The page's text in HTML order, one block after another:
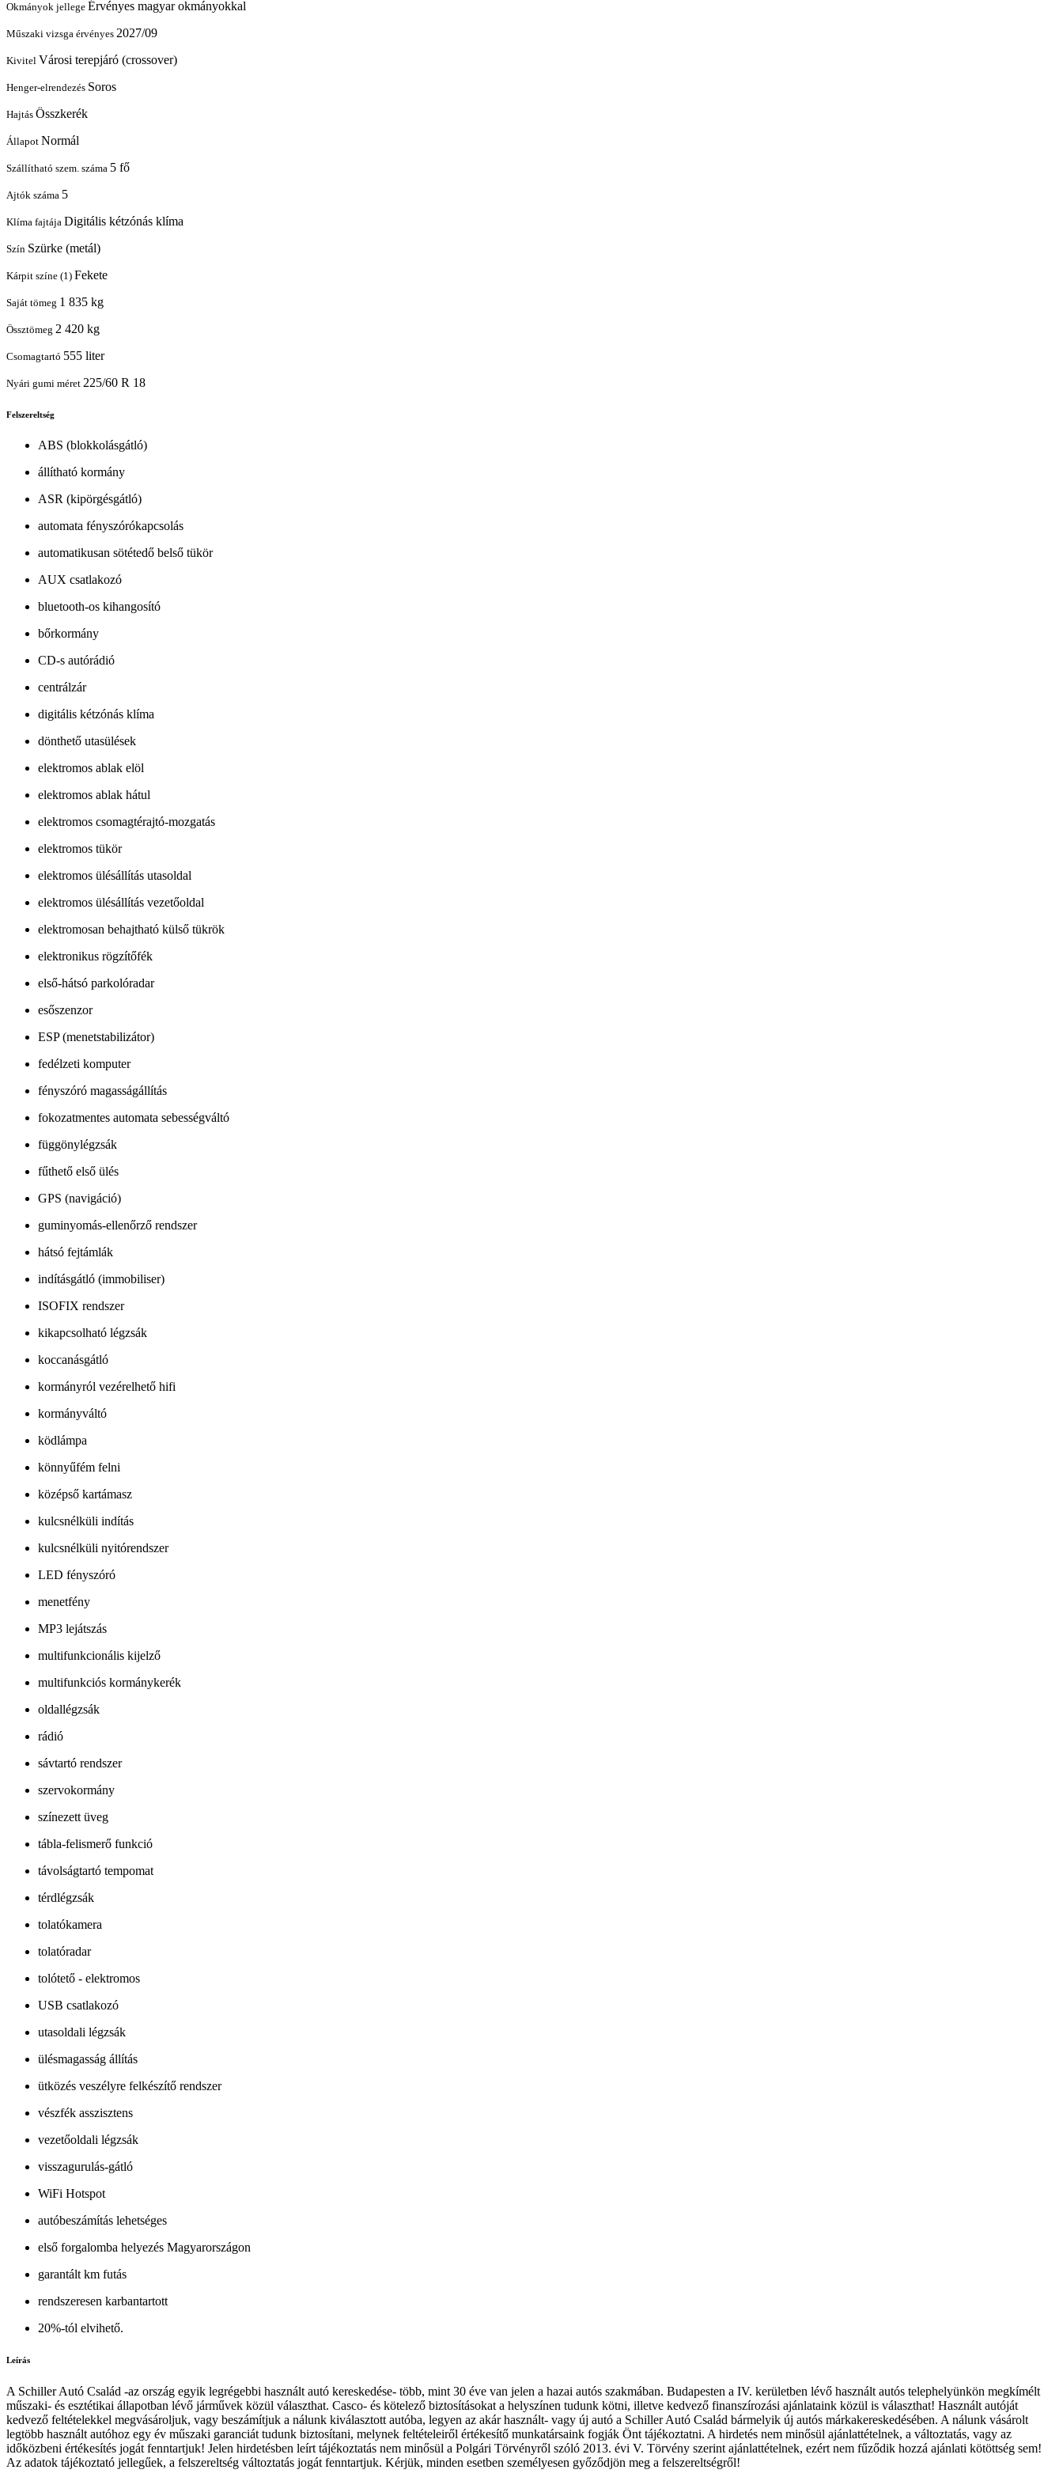
Okmányok jellege Érvényes magyar okmányokkal
Műszaki vizsga érvényes 2027/09
Kivitel Városi terepjáró (crossover)
Henger-elrendezés Soros
Hajtás Összkerék
Állapot Normál
Szállítható szem. száma 5 fő
Ajtók száma 5
Klíma fajtája Digitális kétzónás klíma
Szín Szürke (metál)
Kárpit színe (1) Fekete
Saját tömeg 1 835 kg
Össztömeg 2 420 kg
Csomagtartó 555 liter
Nyári gumi méret 225/60 R 18
Felszereltség
ABS (blokkolásgátló)
állítható kormány
ASR (kipörgésgátló)
automata fényszórókapcsolás
automatikusan sötétedő belső tükör
AUX csatlakozó
bluetooth-os kihangosító
bőrkormány
CD-s autórádió
centrálzár
digitális kétzónás klíma
dönthető utasülések
elektromos ablak elöl
elektromos ablak hátul
elektromos csomagtérajtó-mozgatás
elektromos tükör
elektromos ülésállítás utasoldal
elektromos ülésállítás vezetőoldal
elektromosan behajtható külső tükrök
elektronikus rögzítőfék
első-hátsó parkolóradar
esőszenzor
ESP (menetstabilizátor)
fedélzeti komputer
fényszóró magasságállítás
fokozatmentes automata sebességváltó
függönylégzsák
fűthető első ülés
GPS (navigáció)
guminyomás-ellenőrző rendszer
hátsó fejtámlák
indításgátló (immobiliser)
ISOFIX rendszer
kikapcsolható légzsák
koccanásgátló
kormányról vezérelhető hifi
kormányváltó
ködlámpa
könnyűfém felni
középső kartámasz
kulcsnélküli indítás
kulcsnélküli nyitórendszer
LED fényszóró
menetfény
MP3 lejátszás
multifunkcionális kijelző
multifunkciós kormánykerék
oldallégzsák
rádió
sávtartó rendszer
szervokormány
színezett üveg
tábla-felismerő funkció
távolságtartó tempomat
térdlégzsák
tolatókamera
tolatóradar
tolótető - elektromos
USB csatlakozó
utasoldali légzsák
ülésmagasság állítás
ütközés veszélyre felkészítő rendszer
vészfék asszisztens
vezetőoldali légzsák
visszagurulás-gátló
WiFi Hotspot
autóbeszámítás lehetséges
első forgalomba helyezés Magyarországon
garantált km futás
rendszeresen karbantartott
20%-tól elvihető.
Leírás
A Schiller Autó Család -az ország egyik legrégebbi használt autó kereskedése- több, mint 30 éve van jelen a hazai autós szakmában. Budapesten a IV. kerületben lévő használt autós telephelyünkön megkímélt
műszaki- és esztétikai állapotban lévő járművek közül választhat. Casco- és kötelező biztosításokat a helyszínen tudunk kötni, illetve kedvező finanszírozási ajánlataink közül is választhat! Használt autóját
kedvező feltételekkel megvásároljuk, vagy beszámítjuk a nálunk kiválasztott autóba, legyen az akár használt- vagy új autó a Schiller Autó Család bármelyik új autós márkakereskedésében. A nálunk vásárolt
legtöbb használt autóhoz egy év műszaki garanciát tudunk biztosítani, melynek feltételeiről értékesítő munkatársaink fogják Önt tájékoztatni. A hirdetés nem minősül ajánlattételnek, a változtatás, vagy az
időközbeni értékesítés jogát fenntartjuk! Jelen hirdetésben leírt tájékoztatás nem minősül a Polgári Törvényről szóló 2013. évi V. Törvény szerint ajánlattételnek, ezért nem fűződik hozzá ajánlati kötöttség sem!
Az adatok tájékoztató jellegűek, a felszereltség változtatás jogát fenntartjuk. Kérjük, minden esetben személyesen győződjön meg a felszereltségről!